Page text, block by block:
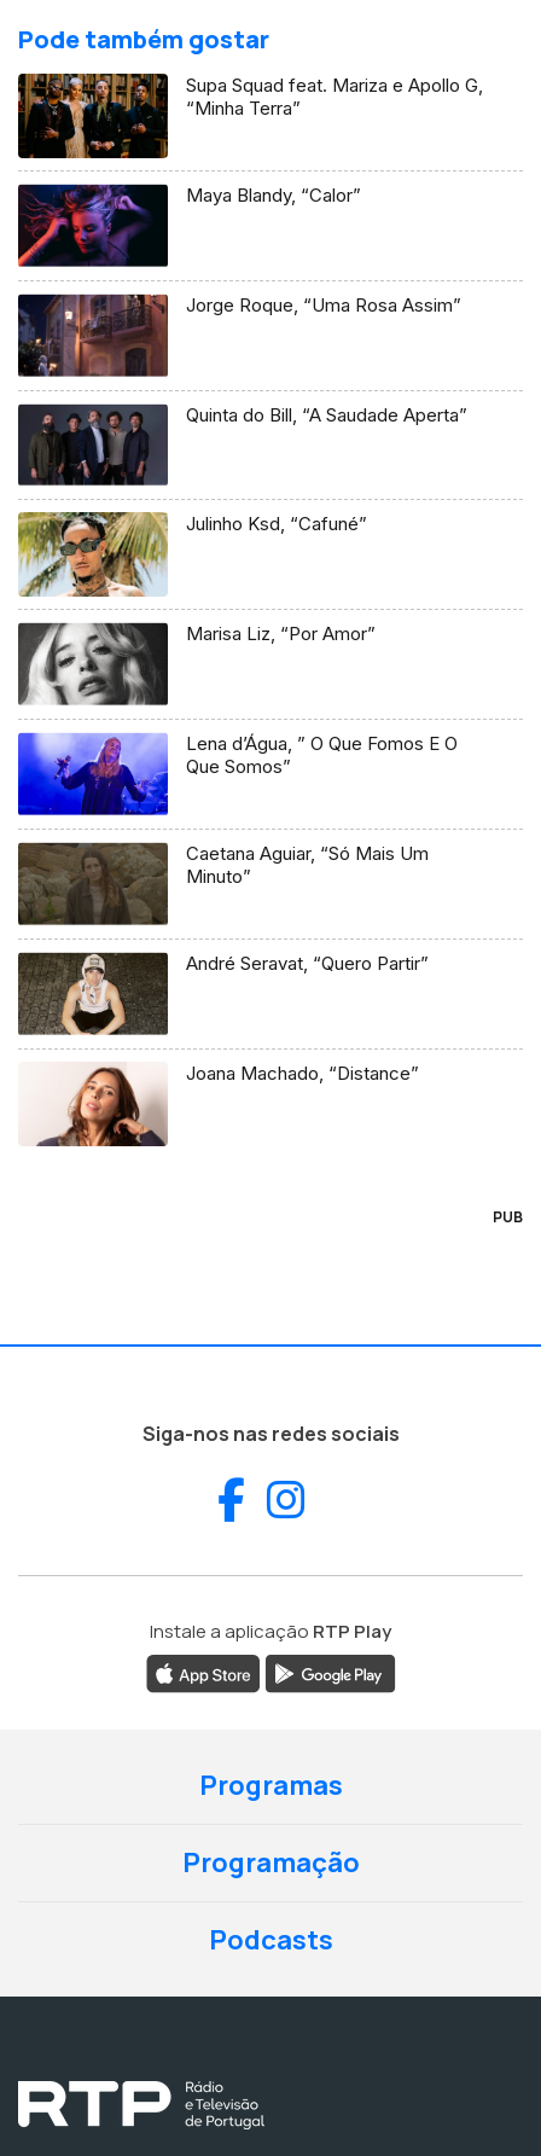
Pode também gostar
Supa Squad feat. Mariza e Apollo G,
“Minha Terra”
Maya Blandy, “Calor”
Jorge Roque, “Uma Rosa Assim”
Quinta do Bill, “A Saudade Aperta”
Julinho Ksd, “Cafuné”
Marisa Liz, “Por Amor”
Lena d’Água, ” O Que Fomos E O
Que Somos”
Caetana Aguiar, “Só Mais Um
Minuto”
André Seravat, “Quero Partir”
Joana Machado, “Distance”
PUB
Siga-nos nas redes sociais
Facebook
Instale a aplicação RTP Play
Programas
Programação
Podcasts